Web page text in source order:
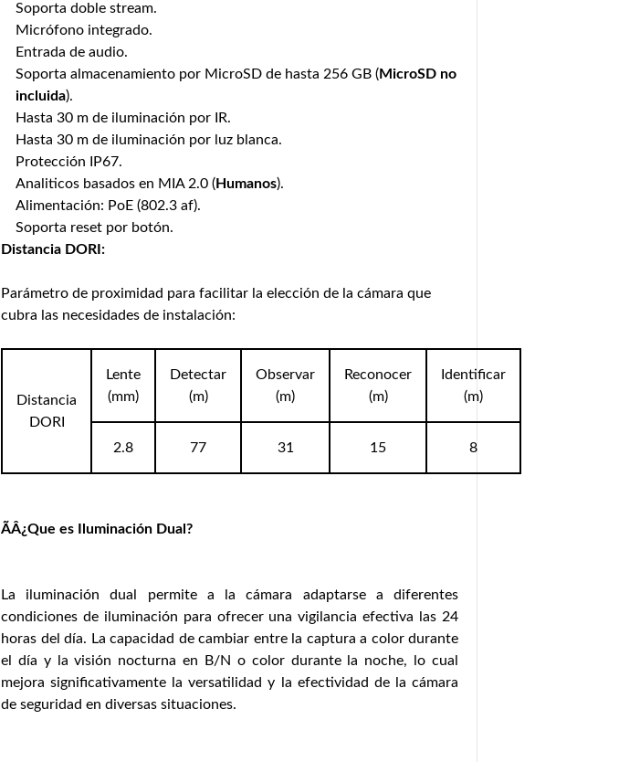
Soporta doble stream.
Micrófono integrado.
Entrada de audio.
Soporta almacenamiento por MicroSD de hasta 256 GB (MicroSD no
incluida).
Hasta 30 m de iluminación por IR.
Hasta 30 m de iluminación por luz blanca.
Protección IP67.
Analiticos basados en MIA 2.0 (Humanos).
Alimentación: PoE (802.3 af).
Soporta reset por botón.
Distancia DORI:
Parámetro de proximidad para facilitar la elección de la cámara que
cubra las necesidades de instalación:
Distancia
DORI
Lente
(mm)
Detectar
(m)
Observar
(m)
Reconocer
(m)
Identificar
(m)
2.8 77 31 15 8
ÃÂ¿Que es Iluminación Dual?
La iluminación dual permite a la cámara adaptarse a diferentes
condiciones de iluminación para ofrecer una vigilancia efectiva las 24
horas del día. La capacidad de cambiar entre la captura a color durante
el día y la visión nocturna en B/N o color durante la noche, lo cual
mejora significativamente la versatilidad y la efectividad de la cámara
de seguridad en diversas situaciones.